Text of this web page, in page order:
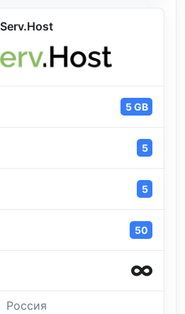
Serv.Host
5 GB
5
5
50
Россия